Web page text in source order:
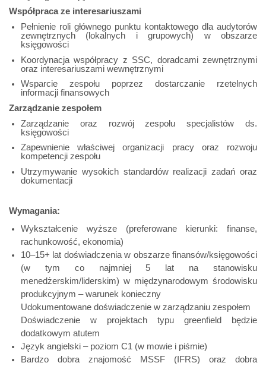
Współpraca ze interesariuszami
Pełnienie roli głównego punktu kontaktowego dla audytorów
zewnętrznych (lokalnych i grupowych) w obszarze
księgowości
Koordynacja współpracy z SSC, doradcami zewnętrznymi
oraz interesariuszami wewnętrznymi
Wsparcie zespołu poprzez dostarczanie rzetelnych
informacji finansowych
Zarządzanie zespołem
Zarządzanie oraz rozwój zespołu specjalistów ds.
księgowości
Zapewnienie właściwej organizacji pracy oraz rozwoju
kompetencji zespołu
Utrzymywanie wysokich standardów realizacji zadań oraz
dokumentacji
Wymagania:
Wykształcenie wyższe (preferowane kierunki: finanse,
rachunkowość, ekonomia)
10–15+ lat doświadczenia w obszarze finansów/księgowości
(w tym co najmniej 5 lat na stanowisku
menedżerskim/liderskim) w międzynarodowym środowisku
produkcyjnym – warunek konieczny
Udokumentowane doświadczenie w zarządzaniu zespołem
Doświadczenie w projektach typu greenfield będzie
dodatkowym atutem
Język angielski – poziom C1 (w mowie i piśmie)
Bardzo dobra znajomość MSSF (IFRS) oraz dobra